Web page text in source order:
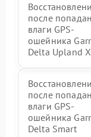
после
влаги GPS-
ошейника
Delta Upland
после
влаги GPS-
ошейника
Delta Smart